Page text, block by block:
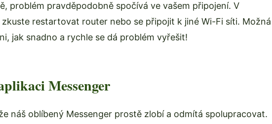
problém pravděpodobně spočívá ve vašem připojení. V
restartovat router nebo se připojit k jiné Wi-Fi síti. Možná
jak snadno a rychle se dá problém vyřešit!
Messenger
náš oblíbený Messenger prostě zlobí a odmítá spolupracovat.